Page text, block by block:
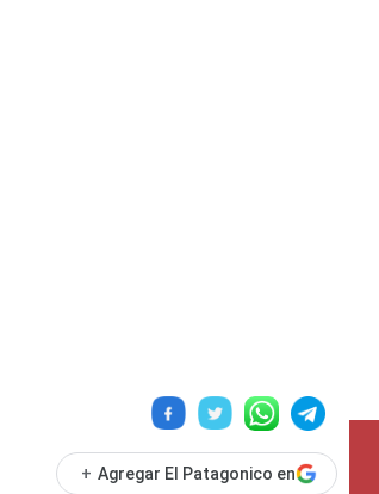
+ Agregar El Patagonico en